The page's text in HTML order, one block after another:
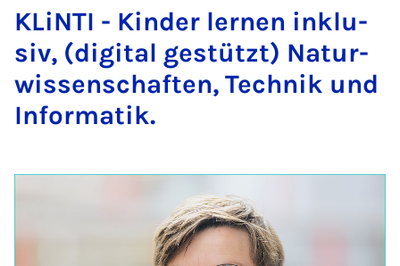
KLiN­TI - Kin­der ler­nen in­klu­
siv, (di­gi­tal ge­stützt) Na­tur­
wis­sen­schaf­ten, Tech­nik und
In­for­ma­tik.